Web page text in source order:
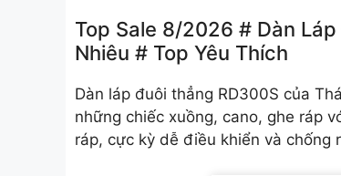
Top Sale 8/2026 # Dàn
Nhiêu # Top Yêu Thích
Dàn láp đuôi thẳng RD300S của
những chiếc xuồng, cano, ghe ráp
ráp, cực kỳ dễ điều khiển và chống